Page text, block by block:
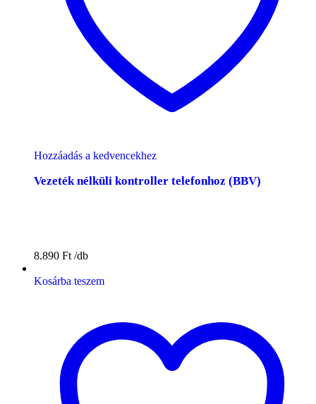
Hozzáadás a kedvencekhez
Vezeték nélküli kontroller telefonhoz (BBV)
8.890 Ft
Kosárba teszem